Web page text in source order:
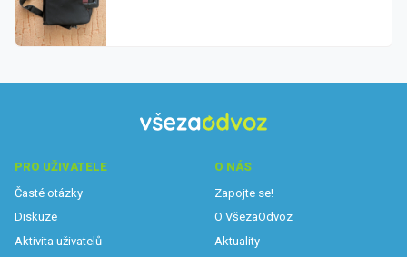
PRO UŽIVATELE
Časté otázky
Diskuze
Aktivita uživatelů
O NÁS
Zapojte se!
O VšezaOdvoz
Aktuality